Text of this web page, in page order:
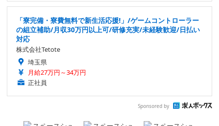
「寮完備・寮費無料で新生活応援!」/ゲームコントローラー
の組立補助/月収30万円以上可/研修充実/未経験歓迎/日払い
対応
株式会社Tetote
埼玉県
月給27万円～34万円
正社員
Sponsored by